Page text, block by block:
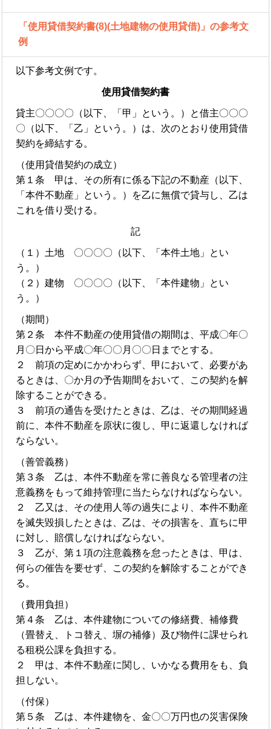
「使用貸借契約書(8)(土地建物の使用貸借)」の参考文
例
以下参考文例です。
使用貸借契約書
貸主〇〇〇〇（以下、「甲」という。）と借主〇〇〇
〇（以下、「乙」という。）は、次のとおり使用貸借
契約を締結する。
（使用貸借契約の成立）
第１条 甲は、その所有に係る下記の不動産（以下、
「本件不動産」という。）を乙に無償で貸与し、乙は
これを借り受ける。
記
（１）土地 〇〇〇〇（以下、「本件土地」とい
う。）
（２）建物 〇〇〇〇（以下、「本件建物」とい
う。）
（期間）
第２条 本件不動産の使用貸借の期間は、平成〇年〇
月〇日から平成〇年〇〇月〇〇日までとする。
２ 前項の定めにかかわらず、甲において、必要があ
るときは、〇か月の予告期間をおいて、この契約を解
除することができる。
３ 前項の通告を受けたときは、乙は、その期間経過
前に、本件不動産を原状に復し、甲に返還しなければ
ならない。
（善管義務）
第３条 乙は、本件不動産を常に善良なる管理者の注
意義務をもって維持管理に当たらなければならない。
２ 乙又は、その使用人等の過失により、本件不動産
を滅失毀損したときは、乙は、その損害を、直ちに甲
に対し、賠償しなければならない。
３ 乙が、第１項の注意義務を怠ったときは、甲は、
何らの催告を要せず、この契約を解除することができ
る。
（費用負担）
第４条 乙は、本件建物についての修繕費、補修費
（畳替え、トコ替え、塀の補修）及び物件に課せられ
る租税公課を負担する。
２ 甲は、本件不動産に関し、いかなる費用をも、負
担しない。
（付保）
第５条 乙は、本件建物を、金〇〇万円也の災害保険